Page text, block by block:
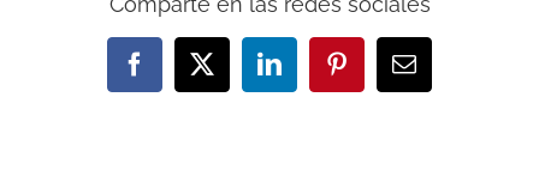
Facebook
X LinkedInPinterestCorreo
electrónico